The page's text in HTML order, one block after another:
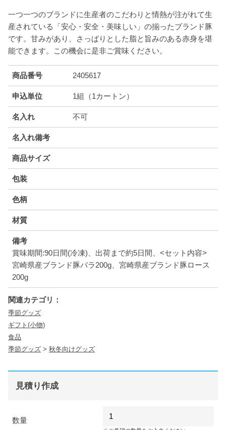
一つ一つのブランドに生産者のこだわりと情熱が注がれて生
産されている「安心・安全・美味しい」の揃ったブランド豚
です。甘みがあり、さっぱりとした脂と旨みのある赤身を堪
能できます。この機会に是非ご賞味ください。
商品番号 2405617
申込単位 1組（1カートン）
名入れ 不可
名入れ備考
商品サイズ
包装
色柄
材質
備考
賞味期間:90日間(冷凍)、出荷まで約5日間、<セット内容>
宮崎県産ブランド豚バラ200g、宮崎県産ブランド豚ロース
200g
関連カテゴリ：
季節グッズ
ギフト(小物)
食品
季節グッズ > 秋冬向けグッズ
見積り作成
数量